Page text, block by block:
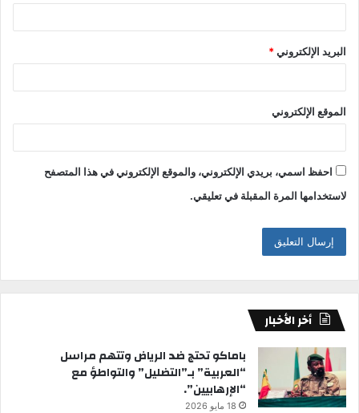
البريد الإلكتروني*
الموقع الإلكتروني
احفظ اسمي، بريدي الإلكتروني، والموقع الإلكتروني في هذا المتصفح
لاستخدامها المرة المقبلة في تعليقي.
أخر الأخبار
باماكو تحتج ضد الرياض وتتهم مراسل
“العربية” بـ”التضليل” والتواطؤ مع
“الإرهابيين”.
18 مايو 2026